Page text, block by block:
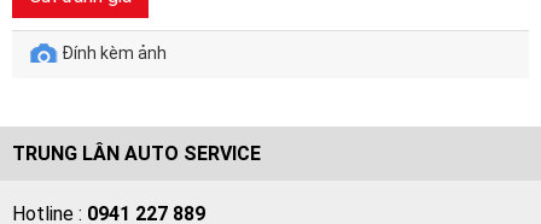
Đính kèm ảnh
TRUNG LÂN AUTO SERVICE
Hotline : 0941 227 889